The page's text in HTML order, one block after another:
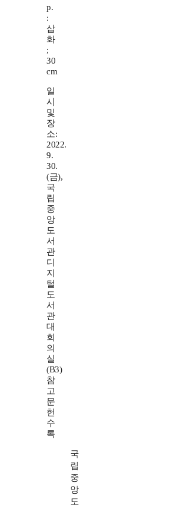
p.
:
삽
화
;
30
cm
일
시
및
장
소:
2022.
9.
30.
(금),
국
립
중
앙
도
서
관
디
지
털
도
서
관
대
회
의
실
(B3)
참
고
문
헌
수
록
국
립
중
앙
도